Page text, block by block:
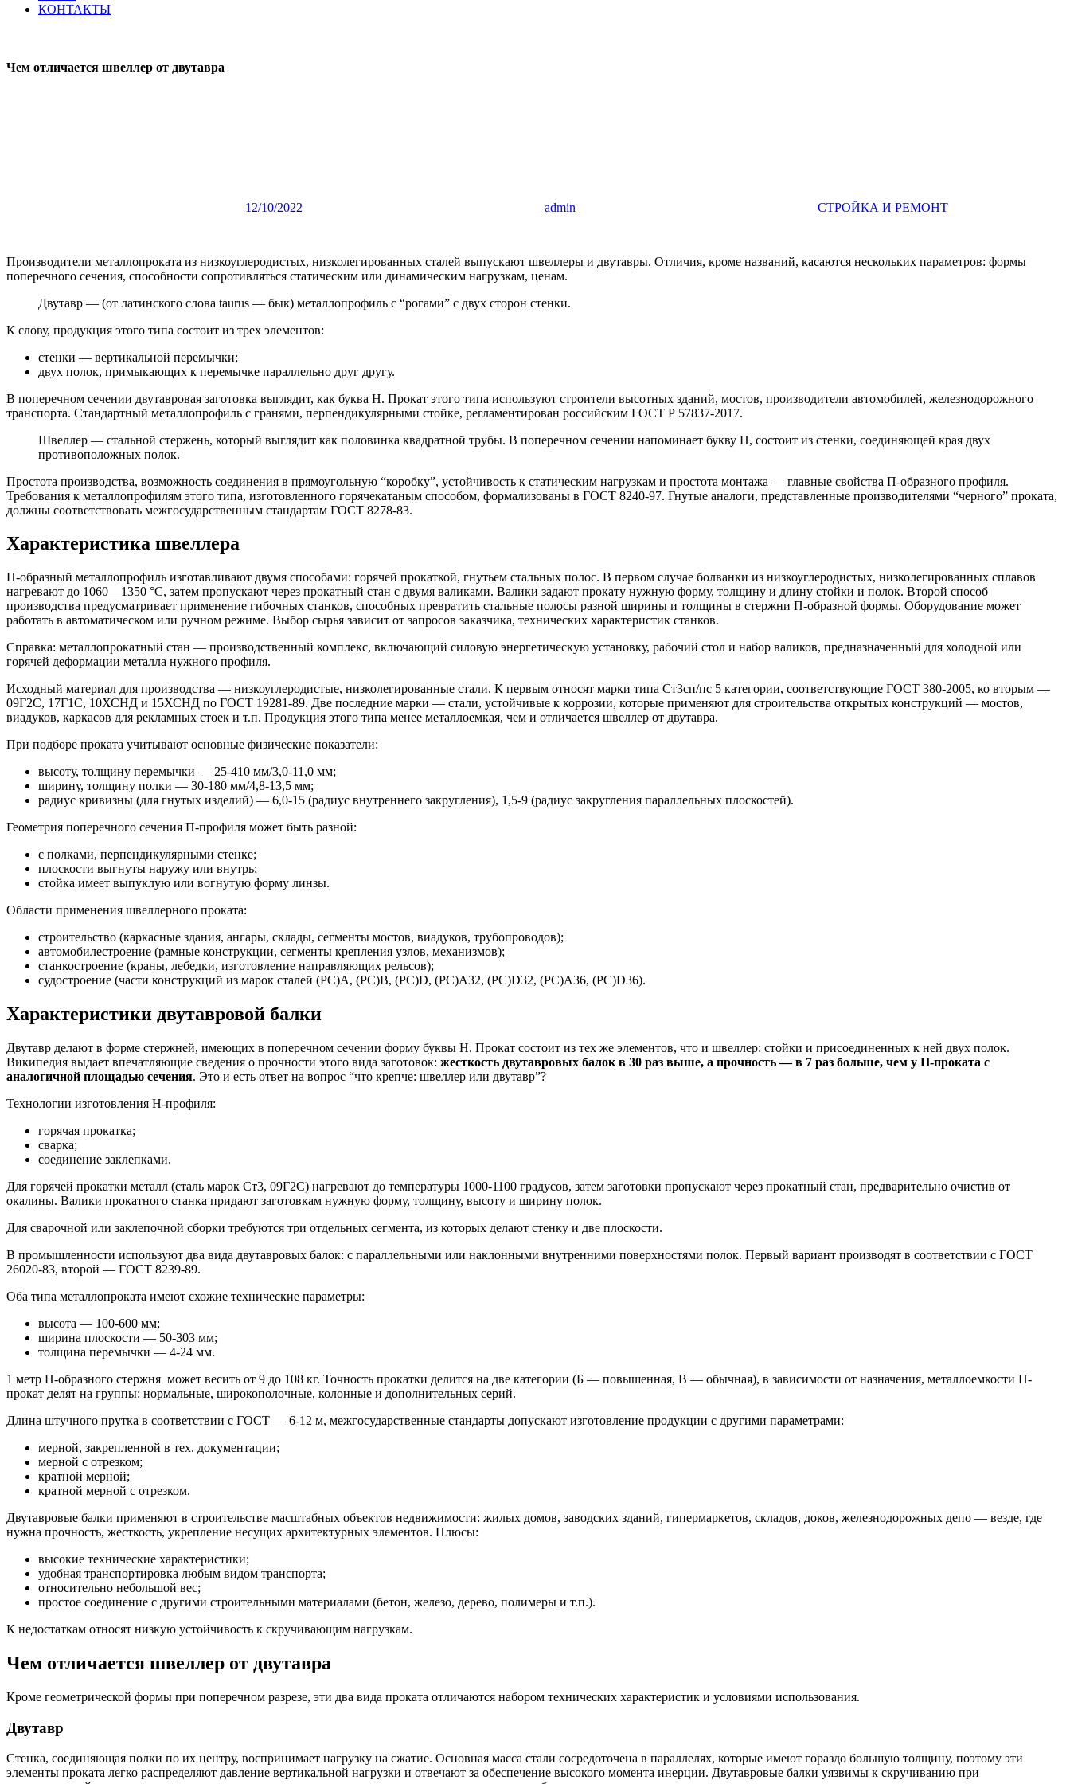
КОНТАКТЫ
Чем отличается швеллер от двутавра
12/10/2022 admin СТРОЙКА И РЕМОНТ
Производители металлопроката из низкоуглеродистых, низколегированных сталей выпускают швеллеры и двутавры. Отличия, кроме названий, касаются нескольких параметров: формы
поперечного сечения, способности сопротивляться статическим или динамическим нагрузкам, ценам.
Двутавр — (от латинского слова taurus — бык) металлопрофиль с “рогами” с двух сторон стенки.
К слову, продукция этого типа состоит из трех элементов:
стенки — вертикальной перемычки;
двух полок, примыкающих к перемычке параллельно друг другу.
В поперечном сечении двутавровая заготовка выглядит, как буква Н. Прокат этого типа используют строители высотных зданий, мостов, производители автомобилей, железнодорожного
транспорта. Стандартный металлопрофиль с гранями, перпендикулярными стойке, регламентирован российским ГОСТ Р 57837-2017.
Швеллер — стальной стержень, который выглядит как половинка квадратной трубы. В поперечном сечении напоминает букву П, состоит из стенки, соединяющей края двух
противоположных полок.
Простота производства, возможность соединения в прямоугольную “коробку”, устойчивость к статическим нагрузкам и простота монтажа — главные свойства П-образного профиля.
Требования к металлопрофилям этого типа, изготовленного горячекатаным способом, формализованы в ГОСТ 8240-97. Гнутые аналоги, представленные производителями “черного” проката,
должны соответствовать межгосударственным стандартам ГОСТ 8278-83.
Характеристика швеллера
П-образный металлопрофиль изготавливают двумя способами: горячей прокаткой, гнутьем стальных полос. В первом случае болванки из низкоуглеродистых, низколегированных сплавов
нагревают до 1060—1350 °С, затем пропускают через прокатный стан с двумя валиками. Валики задают прокату нужную форму, толщину и длину стойки и полок. Второй способ
производства предусматривает применение гибочных станков, способных превратить стальные полосы разной ширины и толщины в стержни П-образной формы. Оборудование может
работать в автоматическом или ручном режиме. Выбор сырья зависит от запросов заказчика, технических характеристик станков.
Справка: металлопрокатный стан — производственный комплекс, включающий силовую энергетическую установку, рабочий стол и набор валиков, предназначенный для холодной или
горячей деформации металла нужного профиля.
Исходный материал для производства — низкоуглеродистые, низколегированные стали. К первым относят марки типа Ст3сп/пс 5 категории, соответствующие ГОСТ 380-2005, ко вторым —
09Г2С, 17Г1С, 10ХСНД и 15ХСНД по ГОСТ 19281-89. Две последние марки — стали, устойчивые к коррозии, которые применяют для строительства открытых конструкций — мостов,
виадуков, каркасов для рекламных стоек и т.п. Продукция этого типа менее металлоемкая, чем и отличается швеллер от двутавра.
При подборе проката учитывают основные физические показатели:
высоту, толщину перемычки — 25-410 мм/3,0-11,0 мм;
ширину, толщину полки — 30-180 мм/4,8-13,5 мм;
радиус кривизны (для гнутых изделий) — 6,0-15 (радиус внутреннего закругления), 1,5-9 (радиус закругления параллельных плоскостей).
Геометрия поперечного сечения П-профиля может быть разной:
с полками, перпендикулярными стенке;
плоскости выгнуты наружу или внутрь;
стойка имеет выпуклую или вогнутую форму линзы.
Области применения швеллерного проката:
строительство (каркасные здания, ангары, склады, сегменты мостов, виадуков, трубопроводов);
автомобилестроение (рамные конструкции, сегменты крепления узлов, механизмов);
станкостроение (краны, лебедки, изготовление направляющих рельсов);
судостроение (части конструкций из марок сталей (РС)А, (РС)В, (РС)D, (РС)A32, (РС)D32, (РС)A36, (РС)D36).
Характеристики двутавровой балки
Двутавр делают в форме стержней, имеющих в поперечном сечении форму буквы Н. Прокат состоит из тех же элементов, что и швеллер: стойки и присоединенных к ней двух полок.
Википедия выдает впечатляющие сведения о прочности этого вида заготовок: жесткость двутавровых балок в 30 раз выше, а прочность — в 7 раз больше, чем у П-проката с
аналогичной площадью сечения. Это и есть ответ на вопрос “что крепче: швеллер или двутавр”?
Технологии изготовления Н-профиля:
горячая прокатка;
сварка;
соединение заклепками.
Для горячей прокатки металл (сталь марок Ст3, 09Г2С) нагревают до температуры 1000-1100 градусов, затем заготовки пропускают через прокатный стан, предварительно очистив от
окалины. Валики прокатного станка придают заготовкам нужную форму, толщину, высоту и ширину полок.
Для сварочной или заклепочной сборки требуются три отдельных сегмента, из которых делают стенку и две плоскости.
В промышленности используют два вида двутавровых балок: с параллельными или наклонными внутренними поверхностями полок. Первый вариант производят в соответствии с ГОСТ
26020-83, второй — ГОСТ 8239-89.
Оба типа металлопроката имеют схожие технические параметры:
высота — 100-600 мм;
ширина плоскости — 50-303 мм;
толщина перемычки — 4-24 мм.
1 метр Н-образного стержня может весить от 9 до 108 кг. Точность прокатки делится на две категории (Б — повышенная, В — обычная), в зависимости от назначения, металлоемкости П-
прокат делят на группы: нормальные, широкополочные, колонные и дополнительных серий.
Длина штучного прутка в соответствии с ГОСТ — 6-12 м, межгосударственные стандарты допускают изготовление продукции с другими параметрами:
мерной, закрепленной в тех. документации;
мерной с отрезком;
кратной мерной;
кратной мерной с отрезком.
Двутавровые балки применяют в строительстве масштабных объектов недвижимости: жилых домов, заводских зданий, гипермаркетов, складов, доков, железнодорожных депо — везде, где
нужна прочность, жесткость, укрепление несущих архитектурных элементов. Плюсы:
высокие технические характеристики;
удобная транспортировка любым видом транспорта;
относительно небольшой вес;
простое соединение с другими строительными материалами (бетон, железо, дерево, полимеры и т.п.).
К недостаткам относят низкую устойчивость к скручивающим нагрузкам.
Чем отличается швеллер от двутавра
Кроме геометрической формы при поперечном разрезе, эти два вида проката отличаются набором технических характеристик и условиями использования.
Двутавр
Стенка, соединяющая полки по их центру, воспринимает нагрузку на сжатие. Основная масса стали сосредоточена в параллелях, которые имеют гораздо большую толщину, поэтому эти
элементы проката легко распределяют давление вертикальной нагрузки и отвечают за обеспечение высокого момента инерции. Двутавровые балки уязвимы к скручиванию при